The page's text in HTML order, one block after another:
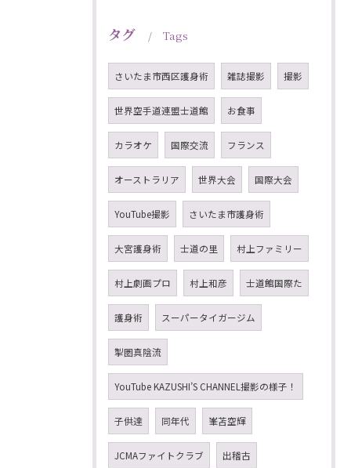
タグ Tags
さいたま市西区護身術 雑誌撮影 撮影
世界空手道連盟士道館 お食事
カラオケ 国際交流 フランス
オーストラリア 世界大会 国際大会
YouTube撮影 さいたま市護身術
大宮護身術 士道の里 村上ファミリー
村上劇画プロ 村上和彦 士道館国際た
護身術 スーパータイガージム
掣圏真陰流
YouTube KAZUSHI’S CHANNEL撮影の様子！
子供達 同年代 峯苫空輝
JCMAファイトクラブ 出稽古